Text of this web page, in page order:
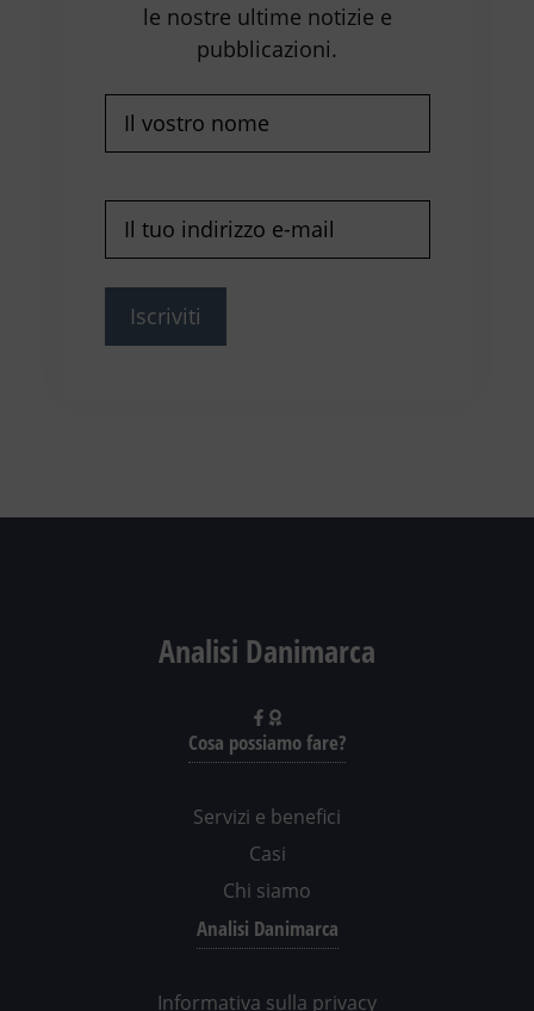
le nostre ultime notizie e
pubblicazioni.
Nome
mail(Richiesto)
Analisi Danimarca
Cosa possiamo fare?
Servizi e benefici
Casi
Chi siamo
Analisi Danimarca
Informativa sulla privacy